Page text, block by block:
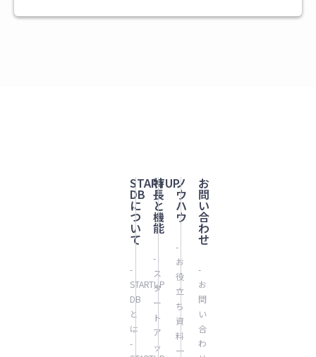
STARTUP
DB
に
つ
い
て
-
STARTUP
DB
と
は
-
特
長
と
機
能
-
ス
タ
ー
ト
ア
ッ
ノ
ウ
ハ
ウ
-
お
役
立
ち
資
料
一
お
問
い
合
わ
せ
-
お
問
い
合
わ